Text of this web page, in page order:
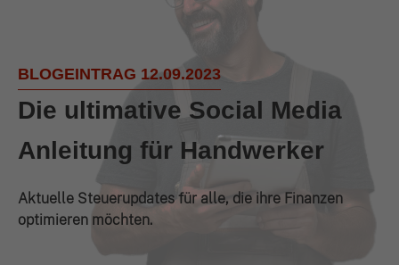
BLOGEINTRAG 12.09.2023
Die ultimative Social Media
Anleitung für Handwerker
Aktuelle Steuerupdates für alle, die ihre Finanzen
optimieren möchten.